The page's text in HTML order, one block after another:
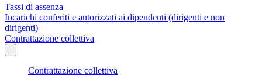
Tassi di assenza
Incarichi conferiti e autorizzati ai dipendenti (dirigenti e non
dirigenti)
Contrattazione collettiva
Contrattazione collettiva